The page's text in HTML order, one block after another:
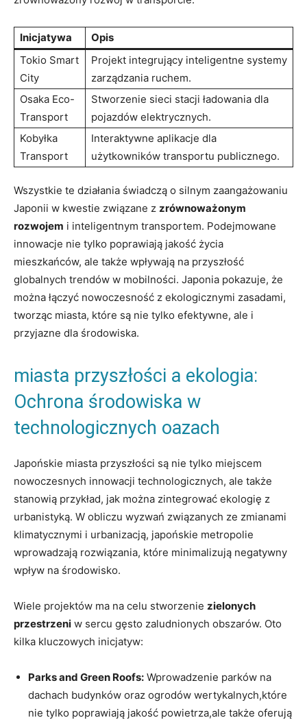
Inicjatywa
Opis
Tokio Smart
City
Projekt integrujący inteligentne systemy
zarządzania ruchem.
Osaka Eco-
Transport
Stworzenie sieci stacji ładowania dla
pojazdów elektrycznych.
Kobyłka
Transport
Interaktywne aplikacje dla
użytkowników transportu publicznego.
Wszystkie te działania świadczą o silnym zaangażowaniu
Japonii w kwestie związane z zrównoważonym
rozwojem i inteligentnym transportem. Podejmowane
innowacje nie tylko poprawiają jakość życia
mieszkańców, ale także wpływają na przyszłość
globalnych trendów w mobilności. Japonia pokazuje, że
można łączyć nowoczesność z ekologicznymi zasadami,
tworząc miasta, które są nie tylko efektywne, ale i
przyjazne dla środowiska.
miasta przyszłości a ekologia:
Ochrona środowiska w
technologicznych oazach
Japońskie miasta przyszłości są nie tylko miejscem
nowoczesnych innowacji technologicznych, ale także
stanowią przykład, jak można zintegrować ekologię z
urbanistyką. W obliczu wyzwań związanych ze zmianami
klimatycznymi i urbanizacją, japońskie metropolie
wprowadzają rozwiązania, które minimalizują negatywny
wpływ na środowisko.
Wiele projektów ma na celu stworzenie zielonych
przestrzeni w sercu gęsto zaludnionych obszarów. Oto
kilka kluczowych inicjatyw:
Parks and Green Roofs: Wprowadzenie parków na
dachach budynków oraz ogrodów wertykalnych,które
nie tylko poprawiają jakość powietrza,ale także oferują